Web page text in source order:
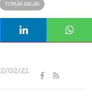
TOMÁS SALAS
02/21